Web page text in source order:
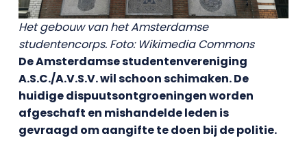
Het gebouw van het Amsterdamse
studentencorps. Foto: Wikimedia Commons
De Amsterdamse studentenvereniging
A.S.C./A.V.S.V. wil schoon schimaken. De
huidige dispuutsontgroeningen worden
afgeschaft en mishandelde leden is
gevraagd om aangifte te doen bij de politie.